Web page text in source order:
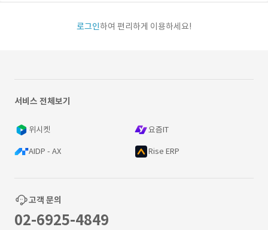
로그인하여 편리하게 이용하세요!
서비스 전체보기
위시켓 요즘IT
AIDP - AX Rise ERP
고객 문의
02-6925-4849